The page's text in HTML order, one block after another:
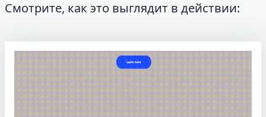
Смотрите, как это выглядит в действии: